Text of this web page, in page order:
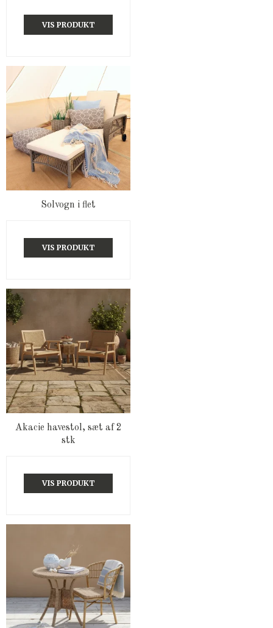
VIS PRODUKT
Solvogn i flet
VIS PRODUKT
Akacie havestol, sæt af 2
stk
VIS PRODUKT